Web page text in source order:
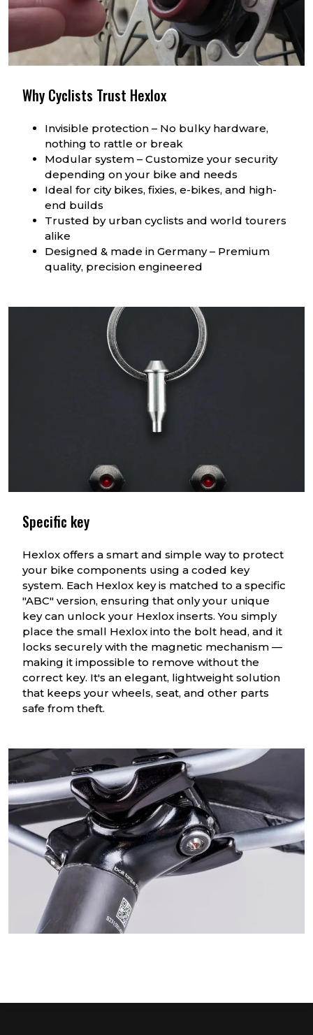
Why Cyclists Trust Hexlox
Invisible protection – No bulky hardware,
nothing to rattle or break
Modular system – Customize your security
depending on your bike and needs
Ideal for city bikes, fixies, e-bikes, and high-
end builds
Trusted by urban cyclists and world tourers
alike
Designed & made in Germany – Premium
quality, precision engineered
Specific key
Hexlox offers a smart and simple way to protect
your bike components using a coded key
system. Each Hexlox key is matched to a specific
"ABC" version, ensuring that only your unique
key can unlock your Hexlox inserts. You simply
place the small Hexlox into the bolt head, and it
locks securely with the magnetic mechanism —
making it impossible to remove without the
correct key. It's an elegant, lightweight solution
that keeps your wheels, seat, and other parts
safe from theft.